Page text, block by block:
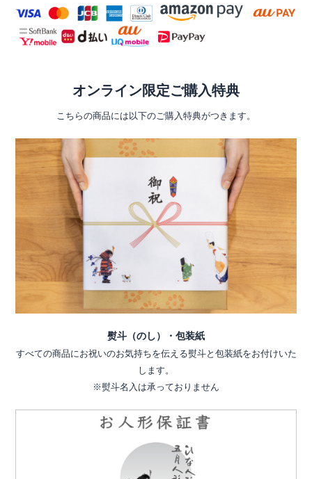
オンライン限定ご購入特典
こちらの商品には以下のご購入特典がつきます。
熨斗（のし）・包装紙
すべての商品にお祝いのお気持ちを伝える熨斗と包装紙をお付けいた
します。
※熨斗名入は承っておりません